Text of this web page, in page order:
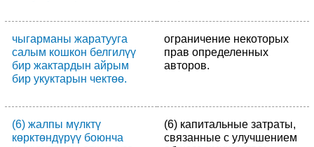
чыгарманы жаратууга
салым кошкон белгилүү
бир жактардын айрым
бир укуктарын чектөө.
ограничение некоторых
прав определенных
авторов.
(6) жалпы мүлктү
көрктөндүрүү боюнча
(6) капитальные затраты,
связанные с улучшением